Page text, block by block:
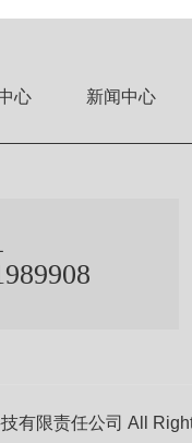
心 新闻中心
有限责任公司 All